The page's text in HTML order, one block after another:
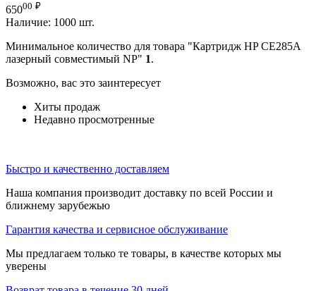
65000 ₽
Наличие: 1000 шт.
Минимальное количество для товара "Картридж HP CE285A
лазерный совместимый NP" 1.
Возможно, вас это заинтересует
Хиты продаж
Недавно просмотренные
Быстро и качественно доставляем
Наша компания производит доставку по всей России и
ближнему зарубежью
Гарантия качества и сервисное обслуживание
Мы предлагаем только те товары, в качестве которых мы
уверены